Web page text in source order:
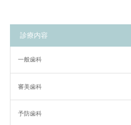
診療内容
一般歯科
審美歯科
予防歯科